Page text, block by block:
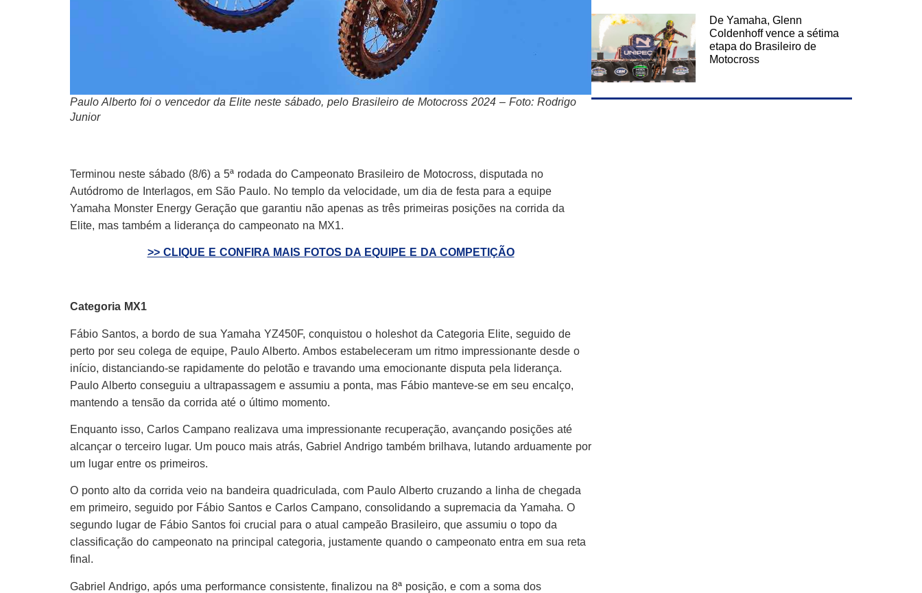
Paulo Alberto foi o vencedor da Elite neste sábado, pelo Brasileiro de Motocross 2024 – Foto: Rodrigo
Junior
Terminou neste sábado (8/6) a 5ª rodada do Campeonato Brasileiro de Motocross, disputada no
Autódromo de Interlagos, em São Paulo. No templo da velocidade, um dia de festa para a equipe
Yamaha Monster Energy Geração que garantiu não apenas as três primeiras posições na corrida da
Elite, mas também a liderança do campeonato na MX1.
>> CLIQUE E CONFIRA MAIS FOTOS DA EQUIPE E DA COMPETIÇÃO
Categoria MX1
Fábio Santos, a bordo de sua Yamaha YZ450F, conquistou o holeshot da Categoria Elite, seguido de
perto por seu colega de equipe, Paulo Alberto. Ambos estabeleceram um ritmo impressionante desde o
início, distanciando-se rapidamente do pelotão e travando uma emocionante disputa pela liderança.
Paulo Alberto conseguiu a ultrapassagem e assumiu a ponta, mas Fábio manteve-se em seu encalço,
mantendo a tensão da corrida até o último momento.
Enquanto isso, Carlos Campano realizava uma impressionante recuperação, avançando posições até
alcançar o terceiro lugar. Um pouco mais atrás, Gabriel Andrigo também brilhava, lutando arduamente por
um lugar entre os primeiros.
O ponto alto da corrida veio na bandeira quadriculada, com Paulo Alberto cruzando a linha de chegada
em primeiro, seguido por Fábio Santos e Carlos Campano, consolidando a supremacia da Yamaha. O
segundo lugar de Fábio Santos foi crucial para o atual campeão Brasileiro, que assumiu o topo da
classificação do campeonato na principal categoria, justamente quando o campeonato entra em sua reta
final.
Gabriel Andrigo, após uma performance consistente, finalizou na 8ª posição, e com a soma dos
De Yamaha, Glenn
Coldenhoff vence a sétima
etapa do Brasileiro de
Motocross